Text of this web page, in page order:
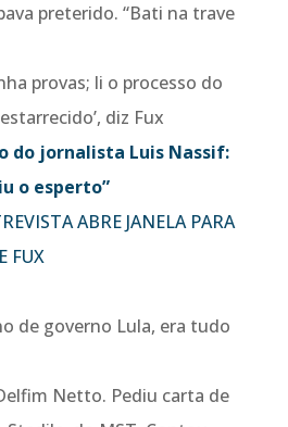
preterido. “Bati na trave
provas; li o processo do
diz Fux
do jornalista Luis Nassif:
o esperto”
ABRE JANELA PARA
FUX
de governo Lula, era tudo
Netto. Pediu carta de